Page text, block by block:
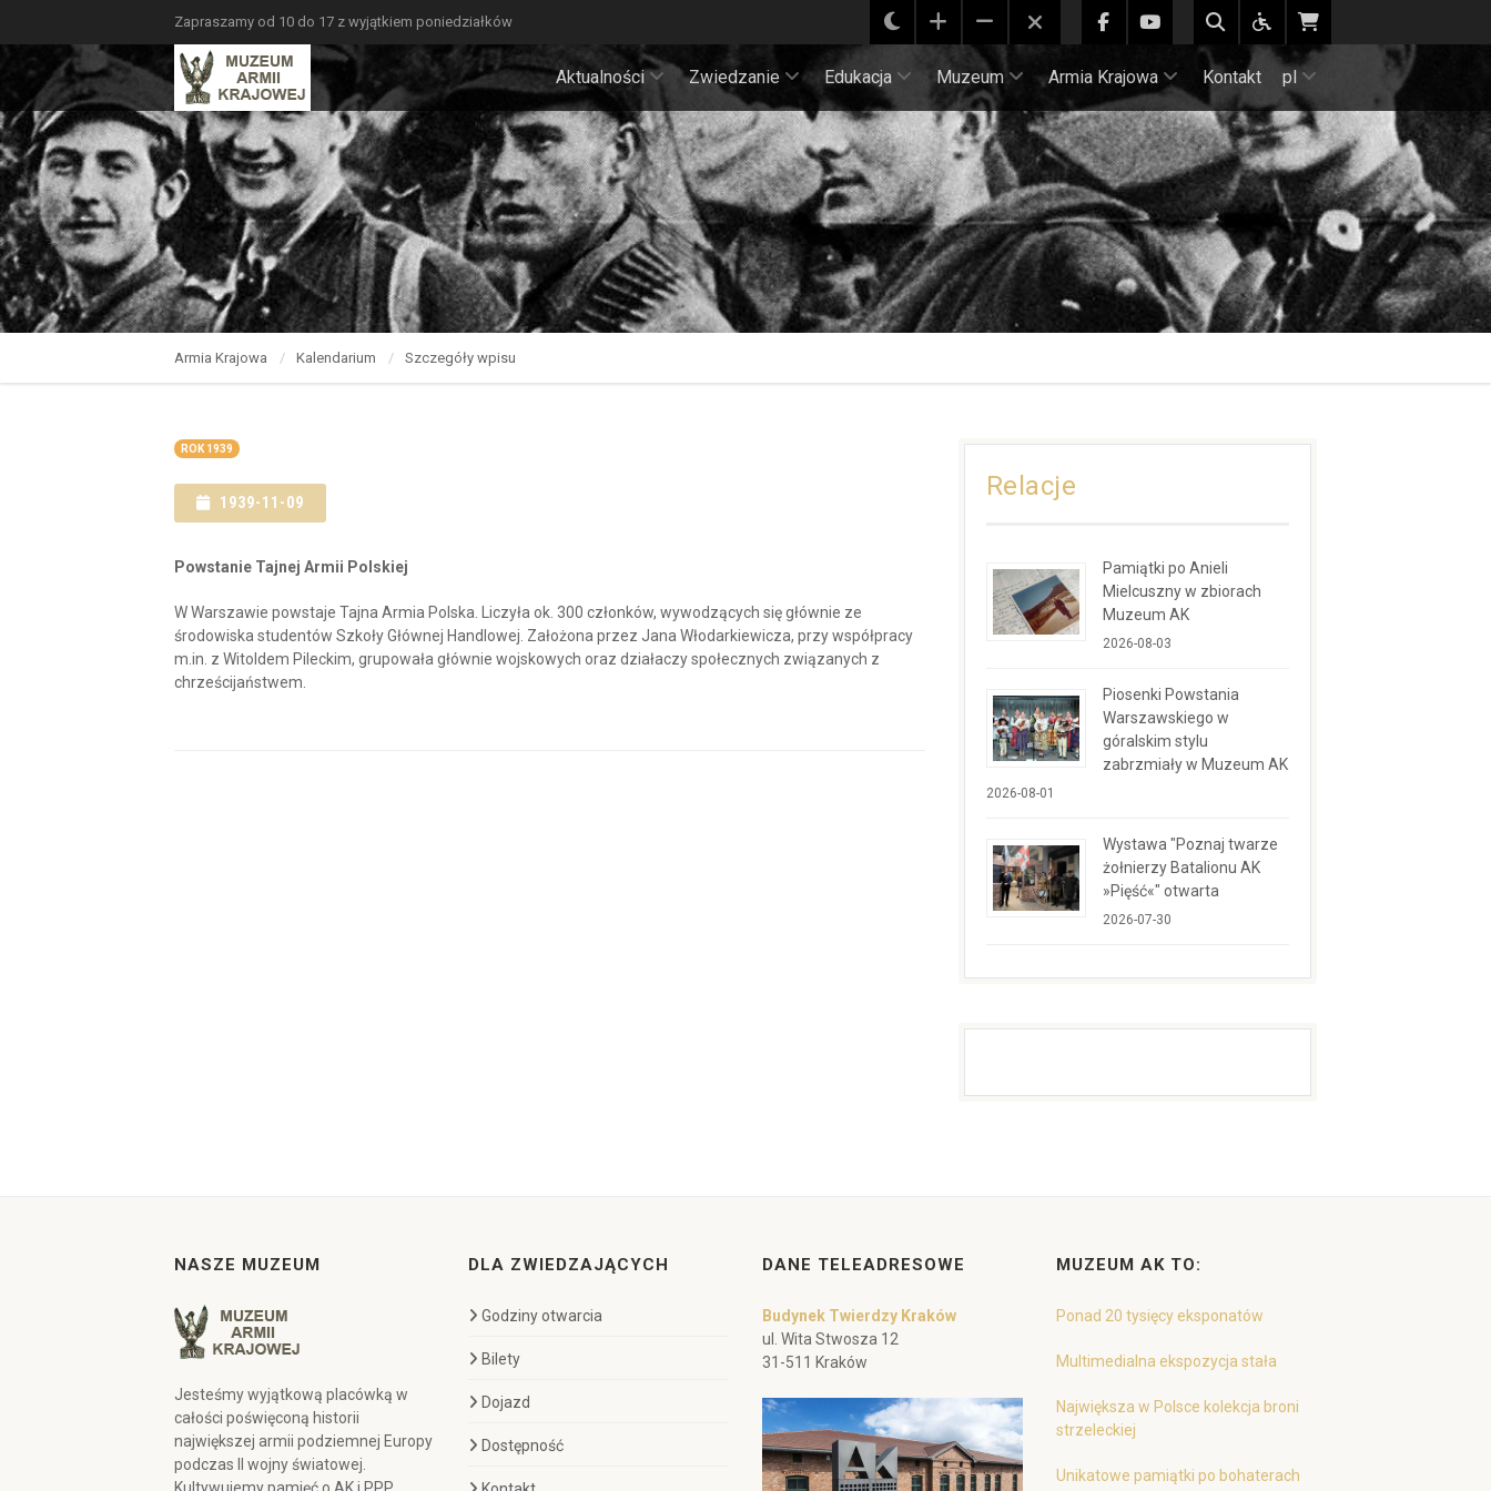
Zapraszamy od 10 do 17 z wyjątkiem poniedziałków
Aktualności Zwiedzanie Edukacja Muzeum Armia Krajowa Kontakt pl
Armia Krajowa Kalendarium Szczegóły wpisu
ROK 1939
1939-11-09
Powstanie Tajnej Armii Polskiej
W Warszawie powstaje Tajna Armia Polska. Liczyła ok. 300 członków, wywodzących się głównie ze
środowiska studentów Szkoły Głównej Handlowej. Założona przez Jana Włodarkiewicza, przy współpracy
m.in. z Witoldem Pileckim, grupowała głównie wojskowych oraz działaczy społecznych związanych z
chrześcijaństwem.
Relacje
Pamiątki po Anieli
Mielcuszny w zbiorach
Muzeum AK
2026-08-03
Piosenki Powstania
Warszawskiego w
góralskim stylu
zabrzmiały w Muzeum AK
2026-08-01
Wystawa "Poznaj twarze
żołnierzy Batalionu AK
»Pięść«" otwarta
2026-07-30
NASZE MUZEUM
Jesteśmy wyjątkową placówką w
całości poświęconą historii
największej armii podziemnej Europy
podczas II wojny światowej.
DLA ZWIEDZAJĄCYCH
Godziny otwarcia
Bilety
Dojazd
Dostępność
DANE TELEADRESOWE
Budynek Twierdzy Kraków
ul. Wita Stwosza 12
31-511 Kraków
MUZEUM AK TO:
Ponad 20 tysięcy eksponatów
Multimedialna ekspozycja stała
Największa w Polsce kolekcja broni
strzeleckiej
Unikatowe pamiątki po bohaterach